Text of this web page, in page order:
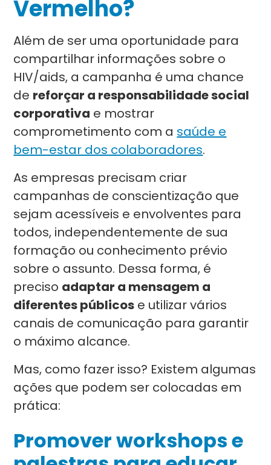
Vermelho?
Além de ser uma oportunidade para
compartilhar informações sobre o
HIV/aids, a campanha é uma chance
de reforçar a responsabilidade social
corporativa e mostrar
comprometimento com a saúde e
bem-estar dos colaboradores.
As empresas precisam criar
campanhas de conscientização que
sejam acessíveis e envolventes para
todos, independentemente de sua
formação ou conhecimento prévio
sobre o assunto. Dessa forma, é
preciso adaptar a mensagem a
diferentes públicos e utilizar vários
canais de comunicação para garantir
o máximo alcance.
Mas, como fazer isso? Existem algumas
ações que podem ser colocadas em
prática:
Promover workshops e